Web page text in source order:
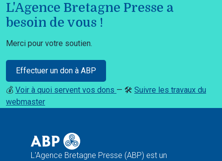
L'Agence Bretagne Presse a
besoin de vous !
Merci pour votre soutien.
Effectuer un don à ABP
💰 Voir à quoi servent vos dons — 🛠️ Suivre les travaux du
webmaster
L'Agence Bretagne Presse (ABP) est un